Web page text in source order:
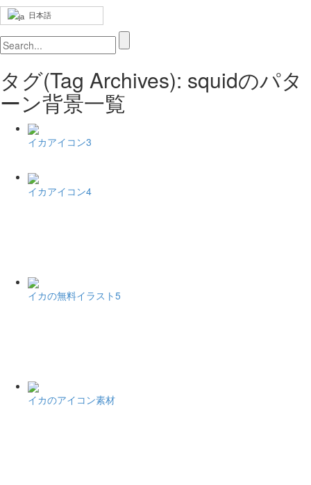
日本語
タグ(Tag Archives): squidのパタ
ーン背景一覧
イカアイコン3
イカアイコン4
イカの無料イラスト5
イカのアイコン素材